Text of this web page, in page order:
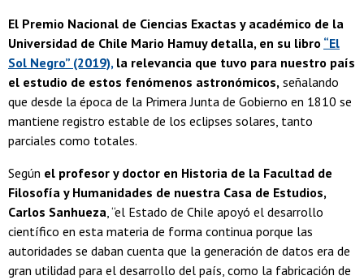
El Premio Nacional de Ciencias Exactas y académico de la
Universidad de Chile Mario Hamuy detalla, en su libro “El
Sol Negro” (2019), la relevancia que tuvo para nuestro país
el estudio de estos fenómenos astronómicos, señalando
que desde la época de la Primera Junta de Gobierno en 1810 se
mantiene registro estable de los eclipses solares, tanto
parciales como totales.
Según el profesor y doctor en Historia de la Facultad de
Filosofía y Humanidades de nuestra Casa de Estudios,
Carlos Sanhueza , “el Estado de Chile apoyó el desarrollo
científico en esta materia de forma continua porque las
autoridades se daban cuenta que la generación de datos era de
gran utilidad para el desarrollo del país, como la fabricación de